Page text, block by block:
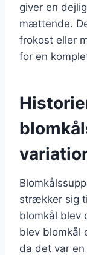
giver en
mættende.
frokost eller
for en
strækker sig
blomkål blev
blev blomkål
da det var